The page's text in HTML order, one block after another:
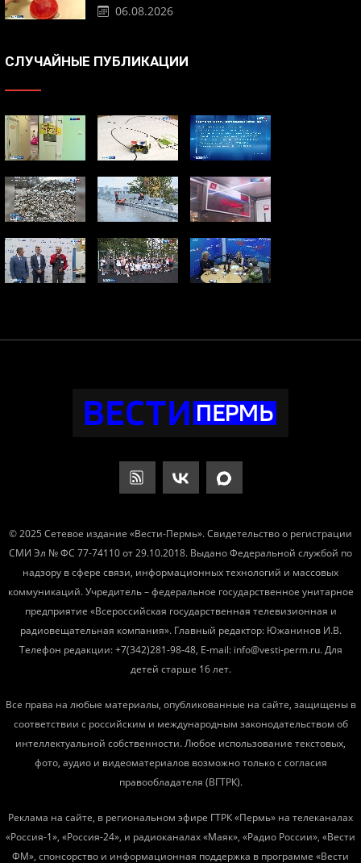
06.08.2026
СЛУЧАЙНЫЕ ПУБЛИКАЦИИ
© 2025 Сетевое издание «Вести-Пермь». Свидетельство о регистрации
СМИ Эл № ФС 77-74110 от 29.10.2018. Выдано Федеральной службой по
надзору в сфере связи, информационных технологий и массовых
коммуникаций. Учредитель – федеральное государственное унитарное
предприятие «Всероссийская государственная телевизионная и
радиовещательная компания». Главный редактор: Южанинов И.В.
Телефон редакции: +7(342)281-98-48, E-mail: info@vesti-perm.ru. Для
детей старше 16 лет.
Все права на любые материалы, опубликованные на сайте, защищены в
соответствии с российским и международным законодательством об
интеллектуальной собственности. Любое использование текстовых,
фото, аудио и видеоматериалов возможно только с согласия
правообладателя (ВГТРК).
Реклама на сайте, в региональном эфире ГТРК «Пермь» на телеканалах
«Россия-1», «Россия-24», и радиоканалах «Маяк», «Радио России», «Вести
ФМ», спонсорство и информационная поддержка в программе «Вести